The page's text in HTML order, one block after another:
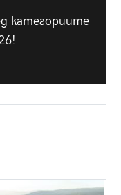
категориите